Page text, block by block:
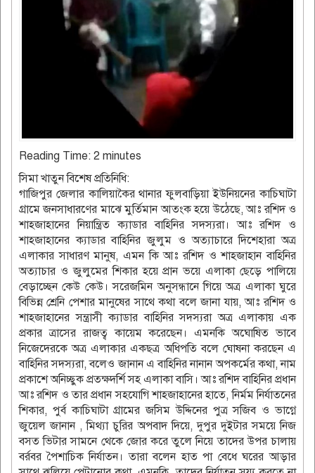
Reading Time: 2 minutes
সিমা খাতুন বিশেষ প্রতিনিধি:
গাজিপুর জেলার কালিয়াকৈর থানার ফুলবাড়িয়া ইউনিয়নের কাচিঘাটা
গ্রামে জনসাধারণের মাঝে মুর্তিমান আতংক হয়ে উঠেছে, আঃ রশিদ ও
শাহজাহানের নিয়ান্ত্রিত ক্যাডার বাহিনির সদস্যরা। আঃ রশিদ ও
শাহজাহানের ক্যাডার বাহিনির জুলুম ও অত্যাচারে দিশেহারা অত্র
এলাকার সাধারণ মানুষ, এমন কি আঃ রশিদ ও শাহজাহান বাহিনির
অত্যাচার ও জুলুমের শিকার হয়ে প্রান ভয়ে এলাকা ছেড়ে পালিয়ে
বেড়াচ্ছেন কেউ কেউ। সরেজমিন অনুসন্ধানে গিয়ে অত্র এলাকা ঘুরে
বিভিন্ন শ্রেনি পেশার মানুষের সাথে কথা বলে জানা যায়, আঃ রশিদ ও
শাহজাহানের সন্ত্রাসী ক্যাডার বাহিনির সদস্যরা অত্র এলাকায় এক
প্রকার ত্রাসের রাজত্ব কায়েম করেছেন। এমনকি অঘোষিত ভাবে
নিজেদেরকে অত্র এলাকার একছত্র অধিপতি বলে ঘোষনা করছেন এ
বাহিনির সদস্যরা, বলেও জানান এ বাহিনির নানান অপকর্মের কথা, নাম
প্রকাশে অনিচ্ছুক প্রতক্ষদর্শি সহ এলাকা বাসি। আঃ রশিদ বাহিনির প্রধান
আঃ রশিদ ও তার প্রধান সহযোগি শাহজাহানের হাতে, নির্মম নির্যাতনের
শিকার, পুর্ব কাচিঘাটা গ্রামের জসিম উদ্দিনের পুত্র সজিব ও ভাগ্নে
জুয়েল জানান , মিথ্যা চুরির অপবাদ দিয়ে, দুপুর দুইটার সময়ে নিজ
বসত ভিটার সামনে থেকে জোর করে তুলে নিয়ে তাদের উপর চালায়
বর্রবর পৈশাচিক নির্যাতন। তারা বলেন হাত পা বেধে ঘরের আড়ার